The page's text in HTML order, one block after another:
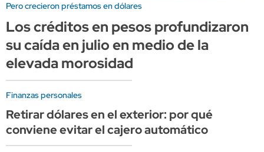
Pero crecieron préstamos en dólares
Los créditos en pesos profundizaron
su caída en julio en medio de la
elevada morosidad
Finanzas personales
Retirar dólares en el exterior: por qué
conviene evitar el cajero automático